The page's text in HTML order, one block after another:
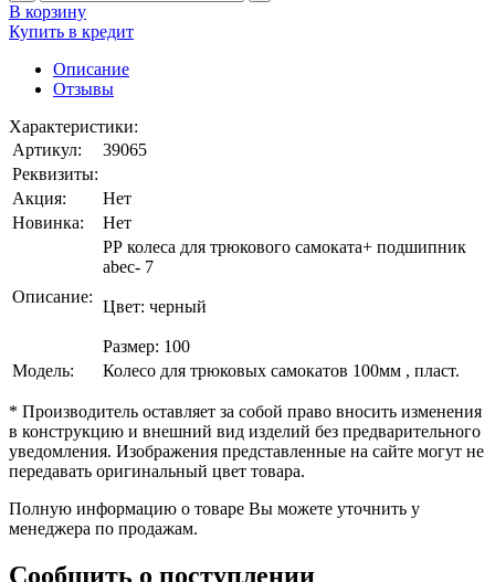
В корзину
Купить в кредит
Описание
Отзывы
Характеристики:
Артикул:
39065
Реквизиты:
Акция:
Нет
Новинка:
Нет
Описание:
PР колеса для трюкового самоката+ подшипник
abec- 7
Цвет: черный
Размер: 100
Модель:
Колесо для трюковых самокатов 100мм , пласт.
* Производитель оставляет за собой право вносить изменения
в конструкцию и внешний вид изделий без предварительного
уведомления. Изображения представленные на сайте могут не
передавать оригинальный цвет товара.
Полную информацию о товаре Вы можете уточнить у
менеджера по продажам.
Сообщить о поступлении